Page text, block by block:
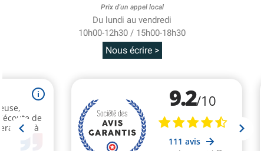
Prix d'un appel local
Du lundi au vendredi
10h00-12h30 / 15h00-18h30
Nous écrire >